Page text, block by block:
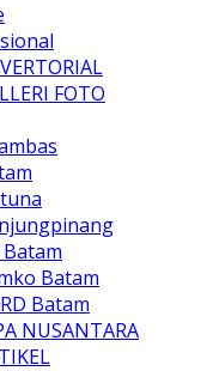
FOTO
Batam
Batam
Batam
NUSANTARA